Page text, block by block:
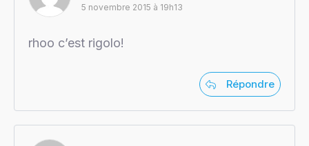
5 novembre 2015 à 19h13
rhoo c’est rigolo!
Répondre